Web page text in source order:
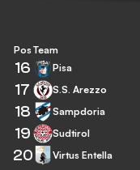
Pos Team
16 Pisa
17 S.S. Arezzo
18 Sampdoria
19 Sudtirol
20 Virtus Entella